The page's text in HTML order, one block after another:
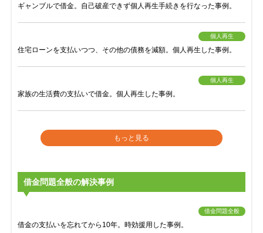
ギャンブルで借金。自己破産できず個人再生手続きを行なった事例。
個人再生
住宅ローンを支払いつつ、その他の債務を減額。個人再生した事例。
個人再生
家族の生活費の支払いで借金。個人再生した事例。
もっと見る
借金問題全般の解決事例
借金問題全般
借金の支払いを忘れてから10年。時効援用した事例。